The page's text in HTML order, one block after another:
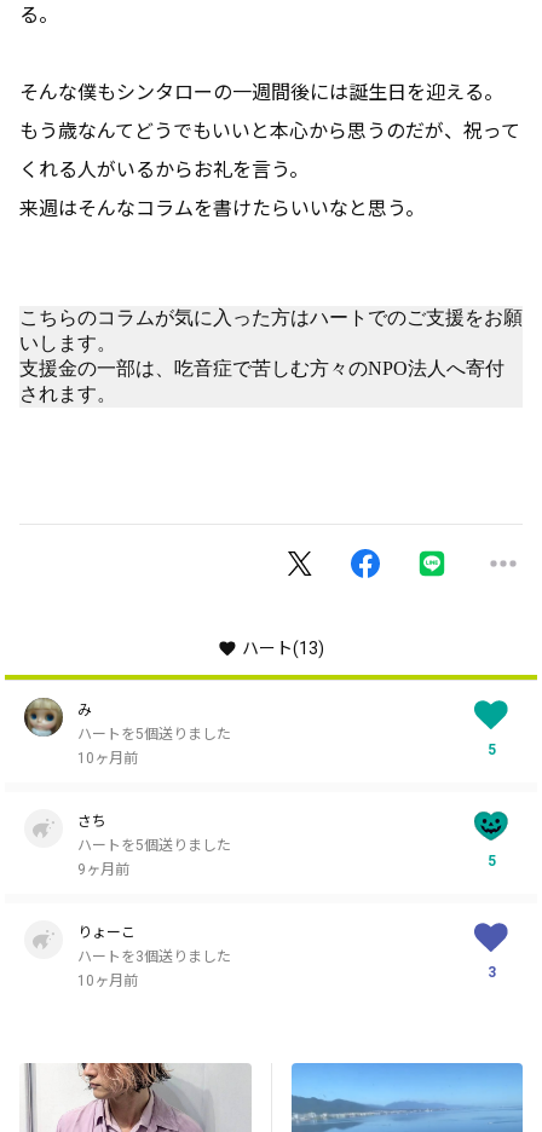
る。
そんな僕もシンタローの一週間後には誕生日を迎える。
もう歳なんてどうでもいいと本心から思うのだが、祝って
くれる人がいるからお礼を言う。
来週はそんなコラムを書けたらいいなと思う。
こちらのコラムが気に入った方はハートでのご支援をお願
いします。
支援金の一部は、吃音症で苦しむ方々のNPO法人へ寄付
されます。
ハート(13)
み
ハートを5個送りました
10ヶ月前
5
さち
ハートを5個送りました
9ヶ月前
5
りょーこ
ハートを3個送りました
10ヶ月前
3